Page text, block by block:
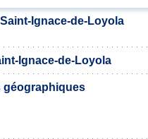
Ignace-de-Loyola
Ignace-de-Loyola
géographiques